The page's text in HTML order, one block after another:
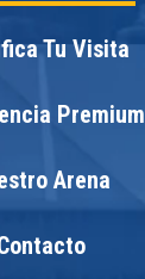
Tu Visita
Premium
Arena